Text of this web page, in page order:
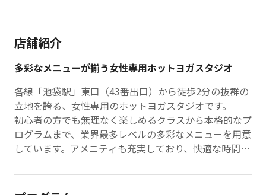
店舗紹介
多彩なメニューが揃う女性専用ホットヨガスタジオ
各線「池袋駅」東口（43番出口）から徒歩2分の抜群の
立地を誇る、女性専用のホットヨガスタジオです。
初心者の方でも無理なく楽しめるクラスから本格的なプ
ログラムまで、業界最多レベルの多彩なメニューを用意
しています。アメニティも充実しており、快適な時間を